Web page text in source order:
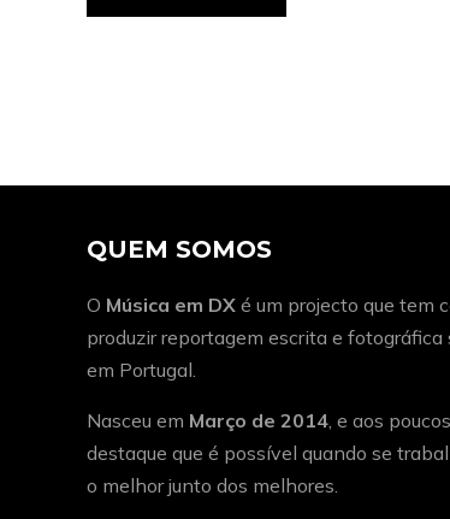
QUEM SOMOS
O Música em DX é um projecto que tem
produzir reportagem escrita e
em Portugal.
Nasceu em Março de 2014 , e aos
destaque que é possível quando se
o melhor junto dos melhores.